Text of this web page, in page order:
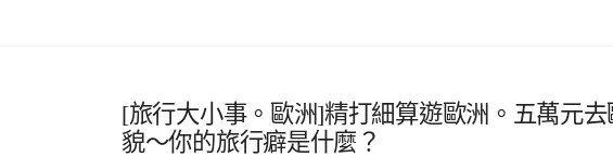
[旅行大小事。歐洲]精打細算遊歐洲。五萬元
貌～你的旅行癖是什麼？